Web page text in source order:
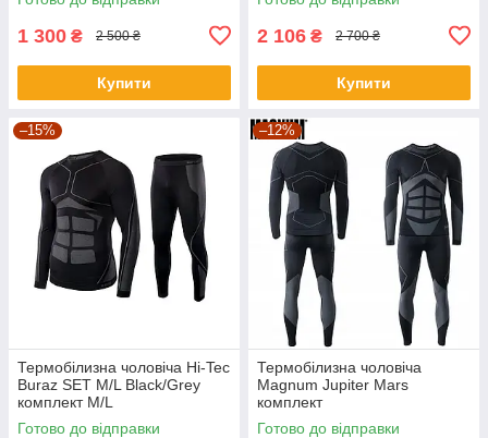
1 300 ₴ 2 500 ₴
Купити
2 106 ₴ 2 700 ₴
Купити
–15%
Термобілизна чоловіча Hi-Tec
Buraz SET M/L Black/Grey
комплект M/L
Готово до відправки
–12%
Термобілизна чоловіча
Magnum Jupiter Mars
комплект
Готово до відправки